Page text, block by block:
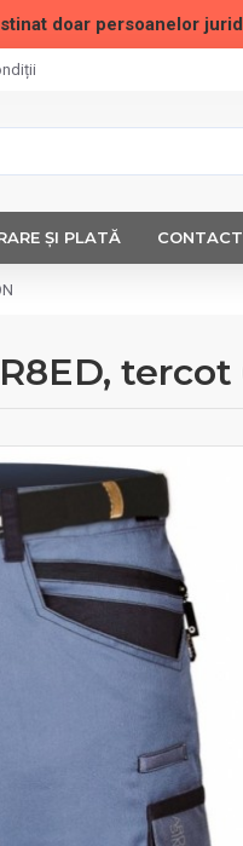
doar persoanelor
ȘI PLATĂ CONTACT
tercot